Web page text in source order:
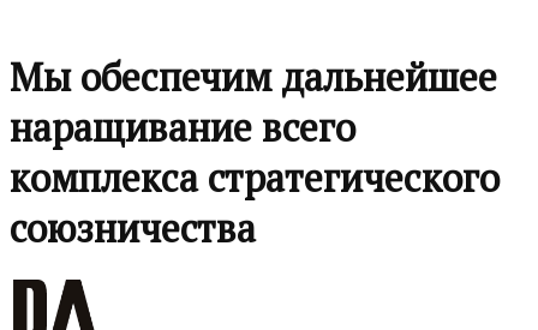
Мы обеспечим дальнейшее
наращивание всего
комплекса стратегического
союзничества